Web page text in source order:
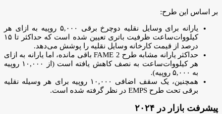
بر اساس این طرح:
یارانه برای وسایل نقلیه دوچرخ برقی ۵,۰۰۰ روپیه به ازای هر
کیلووات‌ساعت ظرفیت باتری تعیین شده است که حداکثر تا ۱۵
درصد از قیمت کارخانه وسایل نقلیه را پوشش می‌دهد.
حداکثر یارانه مشابه طرح FAME 2 باقی مانده، اما یارانه به ازای
هر کیلووات‌ساعت به نصف کاهش یافته است (از ۱۰,۰۰۰ روپیه
به ۵,۰۰۰ روپیه).
همچنین، یک سقف اضافی ۱۰,۰۰۰ روپیه برای هر وسیله نقلیه
برقی تحت طرح EMPS در نظر گرفته شده است.
پیشرفت بازار در ۲۰۲۴